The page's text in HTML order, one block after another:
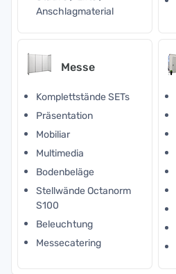
Anschlagmaterial
Messe
Komplettstände SETs
Präsentation
Mobiliar
Multimedia
Bodenbeläge
Stellwände Octanorm
S100
Beleuchtung
Messecatering